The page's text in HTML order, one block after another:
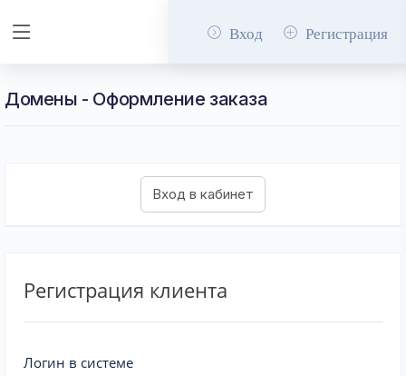
Вход Регистрация
Домены - Оформление заказа
Регистрация клиента
Логин в системе